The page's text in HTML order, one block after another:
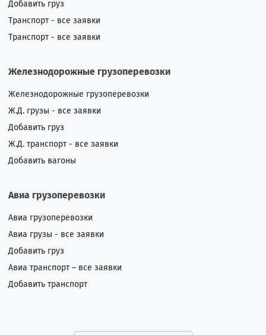
Добавить груз
Транспорт - все заявки
Транспорт - все заявки
Железнодорожные грузоперевозки
Железнодорожные грузоперевозки
Ж.Д. грузы - все заявки
Добавить груз
Ж.Д. транспорт - все заявки
Добавить вагоны
Авиа грузоперевозки
Авиа грузоперевозки
Авиа грузы - все заявки
Добавить груз
Авиа транспорт – все заявки
Добавить транспорт